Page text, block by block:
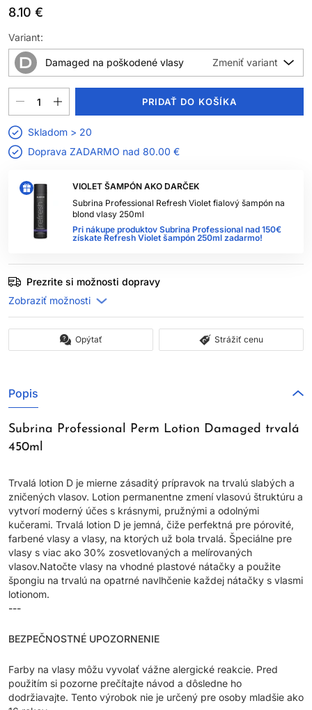
8.10 €
VIOLET ŠAMPÓN AKO DARČEK
Subrina Professional Refresh Violet fialový šampón na
blond vlasy 250ml
Pri nákupe produktov Subrina Professional nad 150€
získate Refresh Violet šampón 250ml zadarmo!
Variant:
Damaged na poškodené vlasy
PRIDAŤ DO KOŠÍKA
Skladom > 20
Doprava ZADARMO nad 80.00 €
Prezrite si možnosti dopravy
Opýtať Strážiť cenu
Popis
Subrina Professional Perm Lotion Damaged trvalá
450ml
Trvalá lotion D je mierne zásaditý prípravok na trvalú slabých a
zničených vlasov. Lotion permanentne zmení vlasovú štruktúru a
vytvorí moderný účes s krásnymi, pružnými a odolnými
kučerami. Trvalá lotion D je jemná, čiže perfektná pre pórovité,
farbené vlasy a vlasy, na ktorých už bola trvalá. Špeciálne pre
vlasy s viac ako 30% zosvetlovaných a melírovaných
vlasov.Natočte vlasy na vhodné plastové nátačky a použite
špongiu na trvalú na opatrné navlhčenie každej nátačky s vlasmi
lotionom.
---
BEZPEČNOSTNÉ UPOZORNENIE
Farby na vlasy môžu vyvolať vážne alergické reakcie. Pred
použitím si pozorne prečítajte návod a dôsledne ho
dodržiavajte. Tento výrobok nie je určený pre osoby mladšie ako